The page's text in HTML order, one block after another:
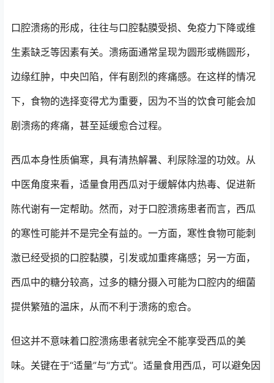
口腔溃疡的形成，往往与口腔黏膜受损、免疫力下降或维
生素缺乏等因素有关。溃疡面通常呈现为圆形或椭圆形，
边缘红肿，中央凹陷，伴有剧烈的疼痛感。在这样的情况
下，食物的选择变得尤为重要，因为不当的饮食可能会加
剧溃疡的疼痛，甚至延缓愈合过程。
西瓜本身性质偏寒，具有清热解暑、利尿除湿的功效。从
中医角度来看，适量食用西瓜对于缓解体内热毒、促进新
陈代谢有一定帮助。然而，对于口腔溃疡患者而言，西瓜
的寒性可能并不是完全有益的。一方面，寒性食物可能刺
激已经受损的口腔黏膜，引发或加重疼痛感；另一方面，
西瓜中的糖分较高，过多的糖分摄入可能为口腔内的细菌
提供繁殖的温床，从而不利于溃疡的愈合。
但这并不意味着口腔溃疡患者就完全不能享受西瓜的美
味。关键在于“适量”与“方式”。适量食用西瓜，可以避免因